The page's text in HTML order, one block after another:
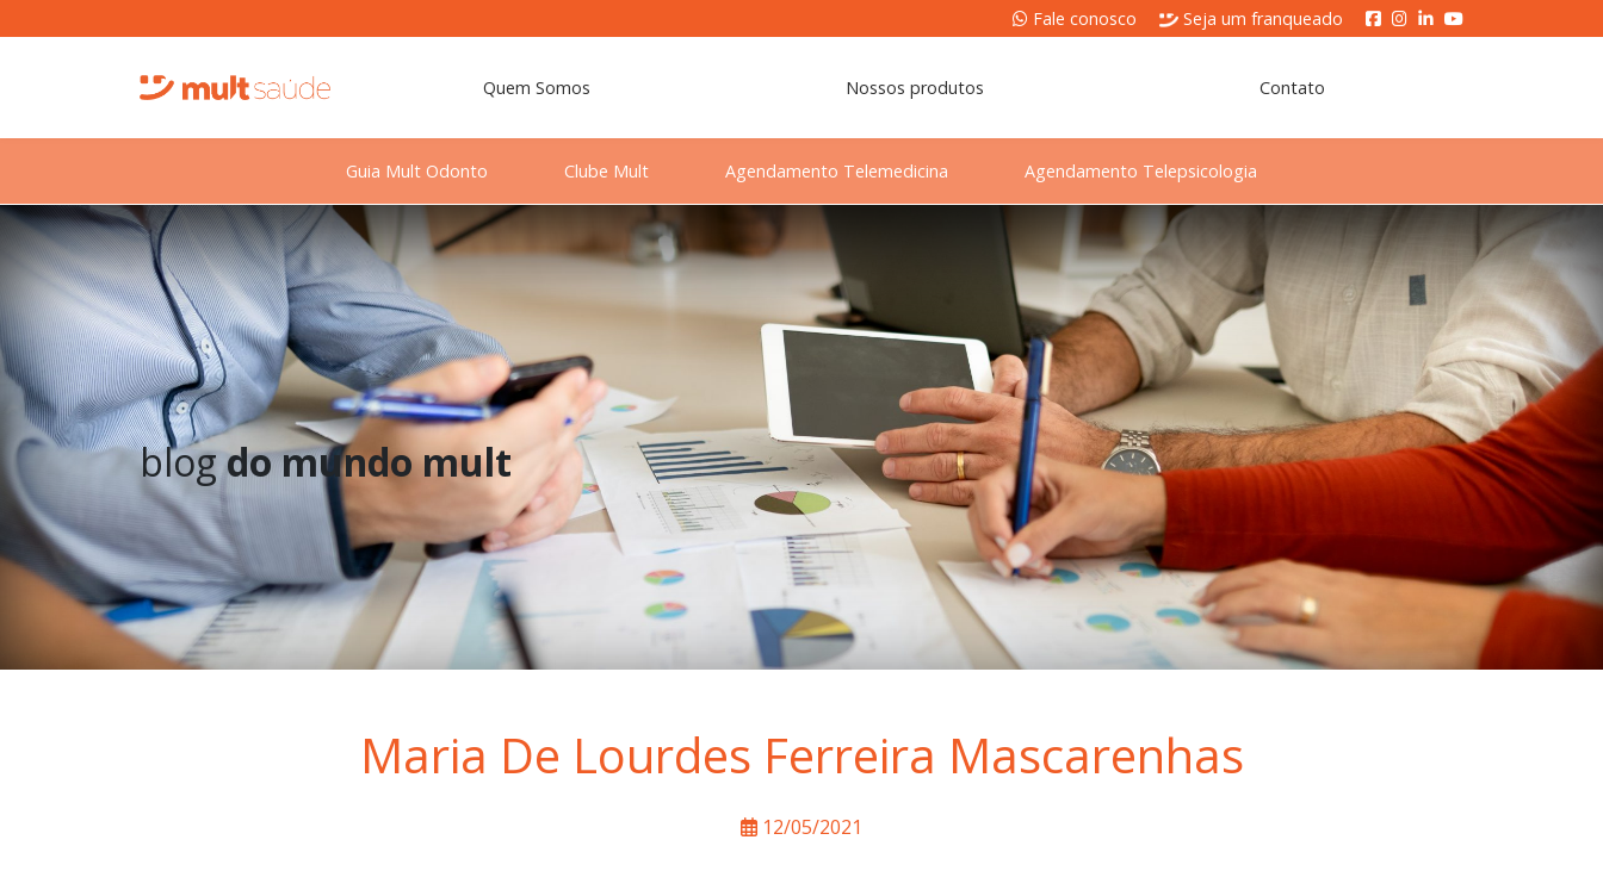
Fale conosco Seja um franqueado
Quem Somos Nossos produtos Contato
Guia Mult Odonto Clube Mult Agendamento Telemedicina Agendamento Telepsicologia
blogdo mundo mult
Maria De Lourdes Ferreira Mascarenhas
12/05/2021